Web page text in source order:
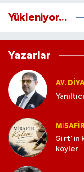
Yükleniyor...
Yazarlar
AV.
Siirt'in
köyler